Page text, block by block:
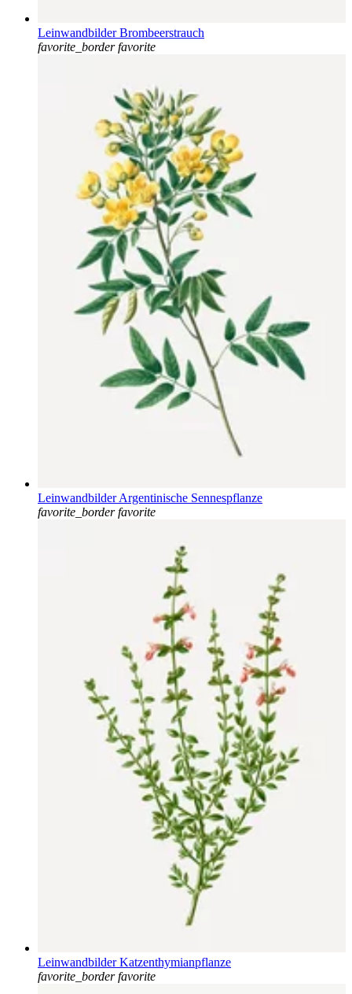
Leinwandbilder Brombeerstrauch
favorite_border favorite
Leinwandbilder Argentinische Sennespflanze
favorite_border favorite
Leinwandbilder Katzenthymianpflanze
favorite_border favorite